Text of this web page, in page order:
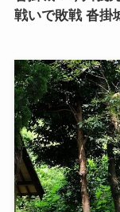
戦いで敗戦 沓掛